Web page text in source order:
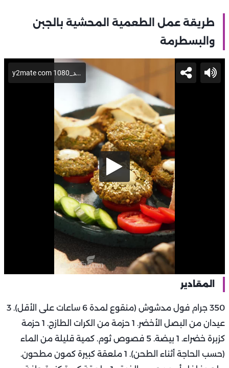
طريقة عمل الطعمية المحشية بالجبن
والبسطرمة
المقادير
350 جرام فول مدشوش (منقوع لمدة 6 ساعات على الأقل). 3
عيدان من البصل الأخضر. 1 حزمة من الكرات الطازج. 1 حزمة
كزبرة خضراء. 1 بيضة. 5 فصوص ثوم. كمية قليلة من الماء
(حسب الحاجة أثناء الطحن). 1 ملعقة كبيرة كمون مطحون.